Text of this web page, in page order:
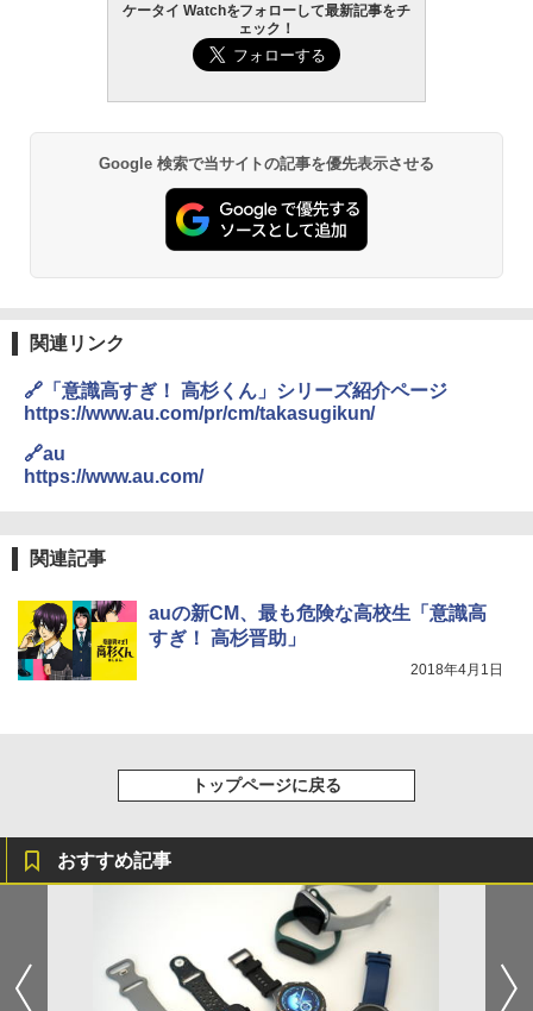
ケータイ Watchをフォローして最新記事をチ
ェック！
Google 検索で当サイトの記事を優先表示させる
関連リンク
🔗「意識高すぎ！ 高杉くん」シリーズ紹介ページ
https://www.au.com/pr/cm/takasugikun/
🔗au
https://www.au.com/
関連記事
auの新CM、最も危険な高校生「意識高
すぎ！ 高杉晋助」
2018年4月1日
トップページに戻る
おすすめ記事